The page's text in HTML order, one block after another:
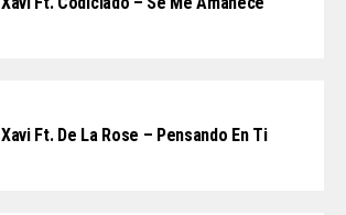
Xavi Ft. De La Rose – Pensando En Ti